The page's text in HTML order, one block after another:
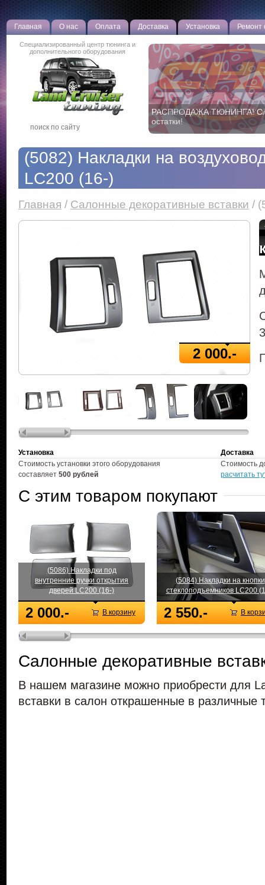
Главная О нас Оплата Доставка Установка Ремонт
Специализированный центр тюнинга и
дополнительного оборудования
РАСПРОДАЖА ТЮНИНГА!
остатки!
(5082) Накладки на
LC200 (16-)
Главная / Салонные декоративные вставки /
2 000.-
Установка
Доставка
Стоимость установки этого оборудования
составляет 500 рублей
Стоимость
расчитать
С этим товаром покупают
(5086) Накладки под
внутренние ручки открытия
дверей LC200 (16-)
2 000.- В корзину
(5084) Накладки на кнопки
стеклоподъемников LC200
2 550.- В
Салонные декоративные
В нашем магазине можно приобрести для
вставки в салон открашенные в различные